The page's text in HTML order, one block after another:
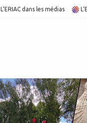
L’ERIAC dans les médias